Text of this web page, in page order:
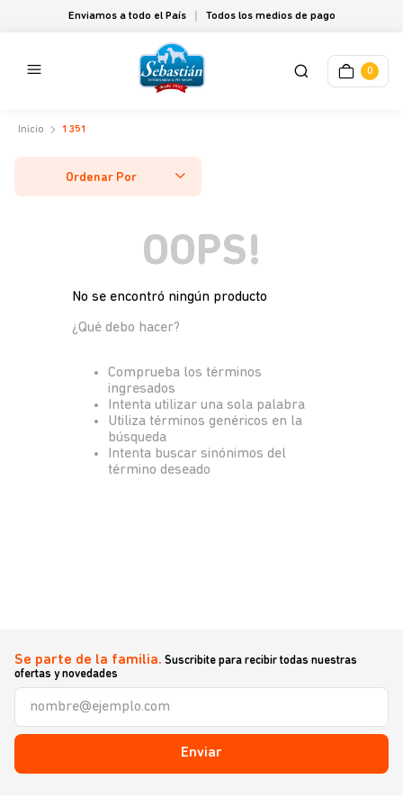
Enviamos a todo el País Todos los medios de pago
0
1351
Ordenar Por
OOPS!
No se encontró ningún producto
¿Qué debo hacer?
Comprueba los términos
ingresados
Intenta utilizar una sola palabra
Utiliza términos genéricos en la
búsqueda
Intenta buscar sinónimos del
término deseado
Se parte de la familia. Suscribite para recibir todas nuestras
ofertas y novedades
Enviar